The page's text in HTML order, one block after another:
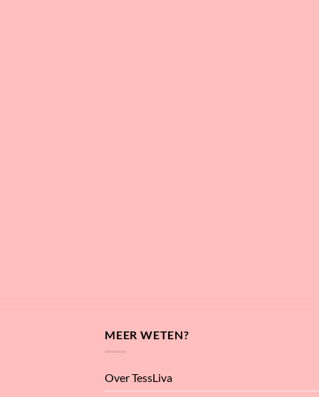
MEER WETEN?
Over TessLiva